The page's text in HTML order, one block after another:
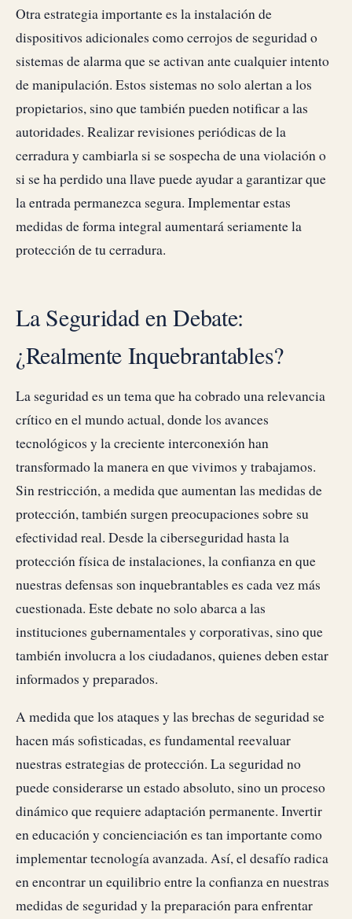
Otra estrategia importante es la instalación de
dispositivos adicionales como cerrojos de seguridad o
sistemas de alarma que se activan ante cualquier intento
de manipulación. Estos sistemas no solo alertan a los
propietarios, sino que también pueden notificar a las
autoridades. Realizar revisiones periódicas de la
cerradura y cambiarla si se sospecha de una violación o
si se ha perdido una llave puede ayudar a garantizar que
la entrada permanezca segura. Implementar estas
medidas de forma integral aumentará seriamente la
protección de tu cerradura.
La Seguridad en Debate:
¿Realmente Inquebrantables?
La seguridad es un tema que ha cobrado una relevancia
crítico en el mundo actual, donde los avances
tecnológicos y la creciente interconexión han
transformado la manera en que vivimos y trabajamos.
Sin restricción, a medida que aumentan las medidas de
protección, también surgen preocupaciones sobre su
efectividad real. Desde la ciberseguridad hasta la
protección física de instalaciones, la confianza en que
nuestras defensas son inquebrantables es cada vez más
cuestionada. Este debate no solo abarca a las
instituciones gubernamentales y corporativas, sino que
también involucra a los ciudadanos, quienes deben estar
informados y preparados.
A medida que los ataques y las brechas de seguridad se
hacen más sofisticadas, es fundamental reevaluar
nuestras estrategias de protección. La seguridad no
puede considerarse un estado absoluto, sino un proceso
dinámico que requiere adaptación permanente. Invertir
en educación y concienciación es tan importante como
implementar tecnología avanzada. Así, el desafío radica
en encontrar un equilibrio entre la confianza en nuestras
medidas de seguridad y la preparación para enfrentar